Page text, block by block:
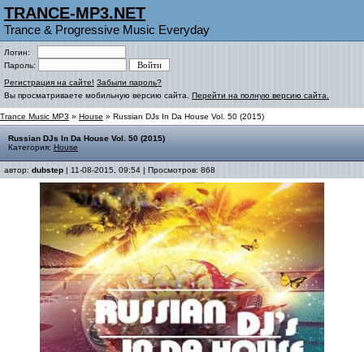
TRANCE-MP3.NET
Trance & Progressive Music Everyday
Логин:
Пароль:
Регистрация на сайте! Забыли пароль?
Вы просматриваете мобильную версию сайта. Перейти на полную версию сайта.
Trance Music MP3 » House » Russian DJs In Da House Vol. 50 (2015)
Russian DJs In Da House Vol. 50 (2015)
Категория: House
автор: dubstep | 11-08-2015, 09:54 | Просмотров: 868